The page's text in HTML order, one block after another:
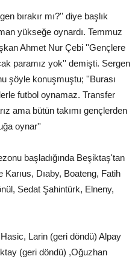
bırakır mı?'' diye başlık
yükseğe oynardı. Temmuz
Ahmet Nur Çebi ''Gençlere
paramız yok'' demişti. Sergen
şöyle konuşmuştu; ''Burası
futbol oynamaz. Transfer
ama bütün takımı gençlerden
oynar''
başladığında Beşiktaş'tan
Dıaby, Boateng, Fatih
Sedat Şahintürk, Elneny,
Larin (geri döndü) Alpay
(geri döndü) ,Oğuzhan